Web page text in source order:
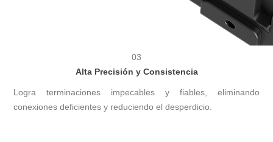
03
Alta Precisión y Consistencia
Logra terminaciones impecables y fiables, eliminando
conexiones deficientes y reduciendo el desperdicio.